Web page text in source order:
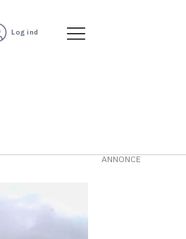
Log ind
ANNONCE